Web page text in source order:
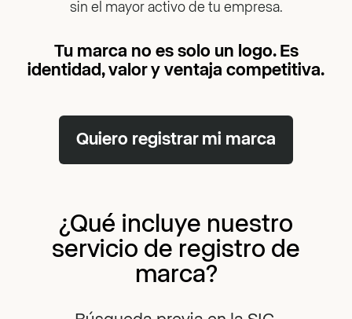
sin el mayor activo de tu empresa.
Tu marca no es solo un logo. Es
identidad, valor y ventaja competitiva.
Quiero registrar mi marca
¿Qué incluye nuestro
servicio de registro de
marca?